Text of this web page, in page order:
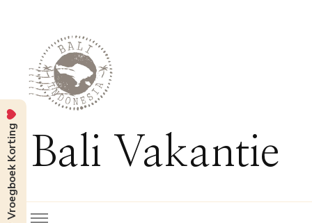
Bali Vakantie
Vroegboek Korting